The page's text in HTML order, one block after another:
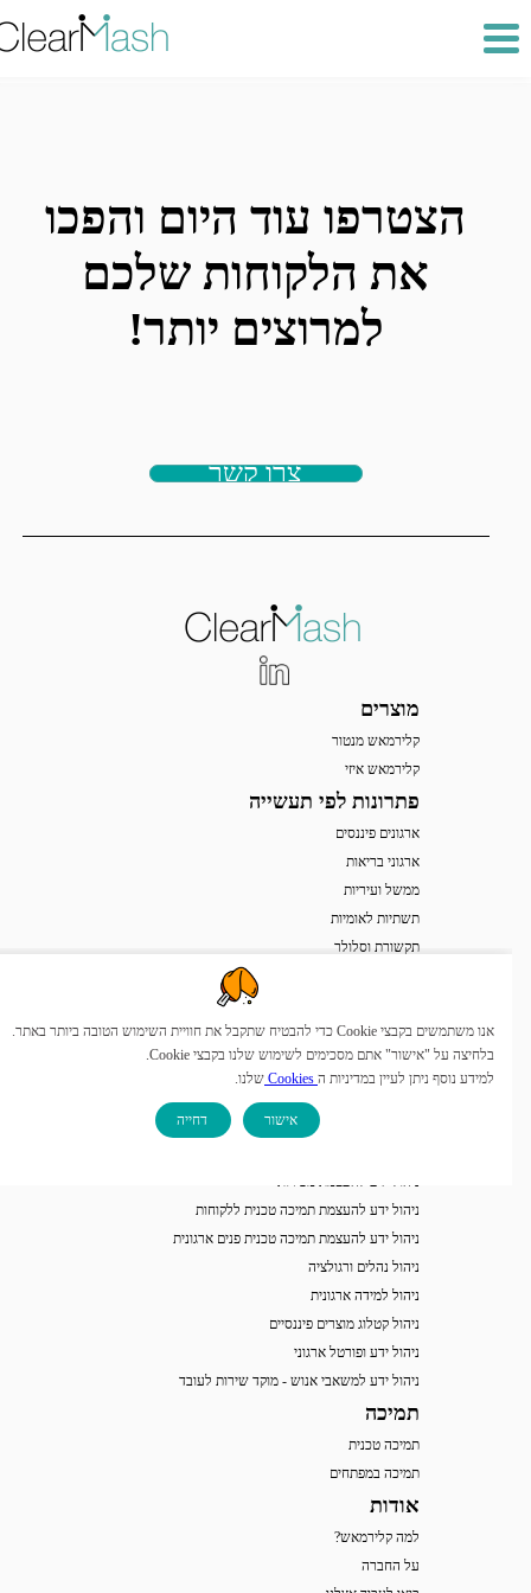
הצטרפו עוד היום והפכו
את הלקוחות שלכם
למרוצים יותר!
צרו קשר
מוצרים
קלירמאש מנטור
קלירמאש איזי
פתרונות לפי תעשייה
ארגונים פיננסים
ארגוני בריאות
ממשל ועיריות
תשתיות לאומיות
תקשורת וסלולר
מוצרי צריכה וקמעונאות
מוסדות אקדמיה ומחקר
תיירות
פתרונות לפי תהליכים ארגוניים
ניהול ידע להעצמת מכירות
ניהול ידע להעצמת תמיכה טכנית ללקוחות
ניהול ידע להעצמת תמיכה טכנית פנים ארגונית
ניהול נהלים ורגולציה
ניהול למידה ארגונית
ניהול קטלוג מוצרים פיננסיים
ניהול ידע ופורטל ארגוני
ניהול ידע למשאבי אנוש - מוקד שירות לעובד
תמיכה
תמיכה טכנית
תמיכה במפתחים
אודות
למה קלירמאש?
על החברה
אנו משתמשים בקבצי Cookie כדי להבטיח שתקבל את חוויית השימוש הטובה ביותר באתר.
בלחיצה על "אישור" אתם מסכימים לשימוש שלנו בקבצי Cookie.
למידע נוסף ניתן לעיין במדיניות הCookies שלנו.
אישור דחייה